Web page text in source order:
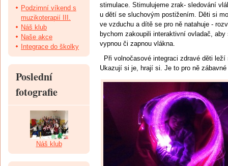
stimulace. Stimulujeme zrak- sledování
u dětí se sluchovým postižením. Děti si
ve vzduchu a dítě se pro ně natahuje -
bychom zakoupili interaktivní ovladač,
vypnou či zapnou vlákna.
Při volnočasové integraci zdravé děti
Ukazují si je, hrají si. Je to pro ně
Podzimní víkend s
muzikoterapií III.
Náš klub
Naše akce
Integrace do školky
Poslední
fotografie
Náš klub